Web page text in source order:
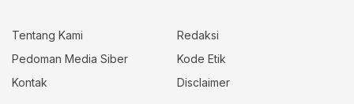
Tentang Kami
Redaksi
Pedoman Media Siber
Kode Etik
Kontak
Disclaimer